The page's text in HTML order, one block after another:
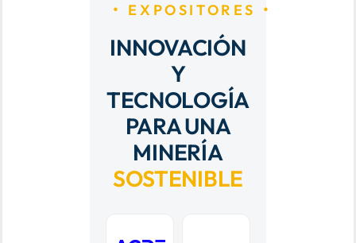
EXPOSITORES
INNOVACIÓN
Y
TECNOLOGÍA
PARA UNA
MINERÍA
SOSTENIBLE